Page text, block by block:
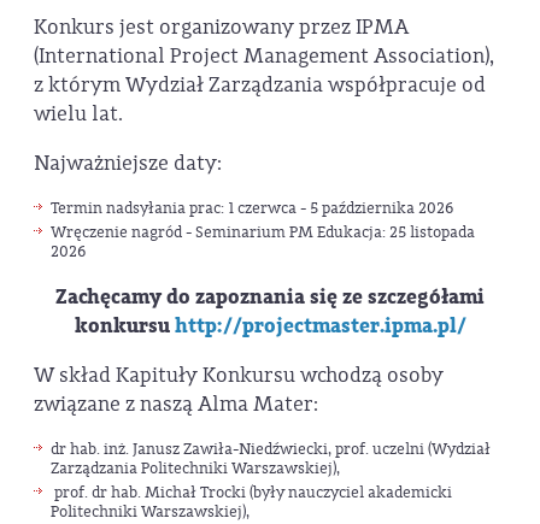
Konkurs jest organizowany przez IPMA
(International Project Management Association),
z którym Wydział Zarządzania współpracuje od
wielu lat.
Najważniejsze daty:
Termin nadsyłania prac: 1 czerwca - 5 października 2026
Wręczenie nagród - Seminarium PM Edukacja: 25 listopada
2026
Zachęcamy do zapoznania się ze szczegółami
konkursuhttp://projectmaster.ipma.pl/
W skład Kapituły Konkursu wchodzą osoby
związane z naszą Alma Mater:
dr hab. inż. Janusz Zawiła-Niedźwiecki, prof. uczelni (Wydział
Zarządzania Politechniki Warszawskiej),
prof. dr hab. Michał Trocki (były nauczyciel akademicki
Politechniki Warszawskiej),